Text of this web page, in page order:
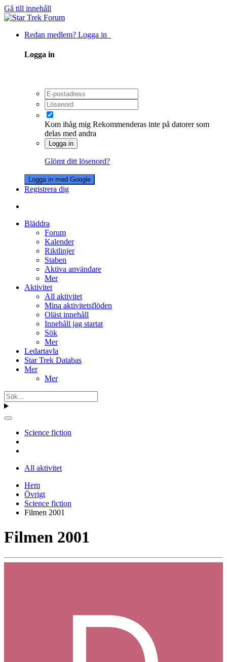
Gå till innehåll
Redan medlem? Logga in
Logga in
Kom ihåg mig Rekommenderas inte på datorer som
delas med andra
Logga in
Glömt ditt lösenord?
Logga in med Google
Registrera dig
Bläddra
Forum
Kalender
Riktlinjer
Staben
Aktiva användare
Mer
Aktivitet
All aktivitet
Mina aktivitetsflöden
Oläst innehåll
Innehåll jag startat
Sök
Mer
Ledartavla
Star Trek Databas
Mer
Mer
Science fiction
All aktivitet
Hem
Övrigt
Science fiction
Filmen 2001
Filmen 2001